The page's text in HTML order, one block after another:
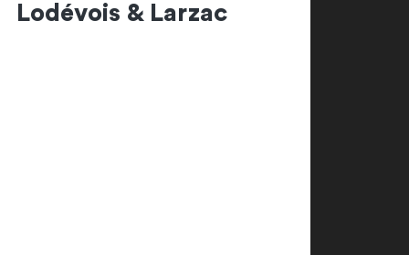
Lodévois & Larzac